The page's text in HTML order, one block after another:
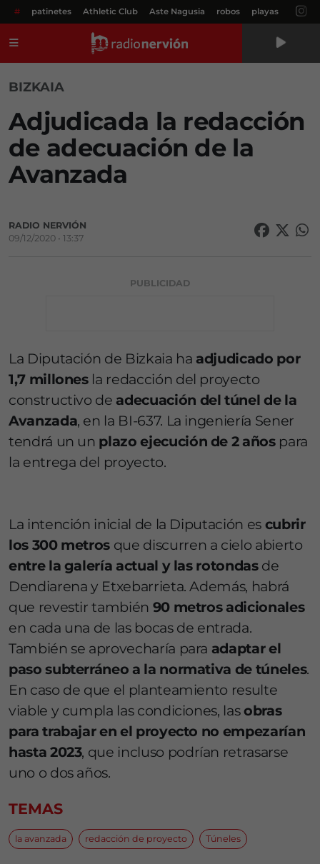
# patinetes Athletic Club Aste Nagusia robos playas
BIZKAIA
Adjudicada la redacción
de adecuación de la
Avanzada
RADIO NERVIÓN
09/12/2020 • 13:37
PUBLICIDAD
La Diputación de Bizkaia ha adjudicado por
1,7 millonesla redacción del proyecto
constructivo de adecuación del túnel de la
Avanzada, en la BI-637. La ingeniería Sener
tendrá un un plazo ejecución de 2 añospara
la entrega del proyecto.
La intención inicial de la Diputación es cubrir
los 300 metros que discurren a cielo abierto
entre la galería actual y las rotondasde
Dendiarena y Etxebarrieta. Además, habrá
que revestir también 90 metros adicionales
en cada una de las bocas de entrada.
También se aprovecharía para adaptar el
paso subterráneo a la normativa de túneles.
En caso de que el planteamiento resulte
viable y cumpla las condiciones, lasobras
para trabajar en el proyecto no empezarían
hasta 2023, que incluso podrían retrasarse
uno o dos años.
TEMAS
la avanzada redacción de proyecto Túneles